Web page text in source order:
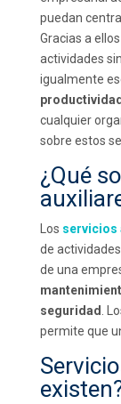
puedan
Gracias a
actividades
igualmente
productividad
cualquier
sobre estos
¿Qué
Los servicios
de
de una
seguridad
.
permite que